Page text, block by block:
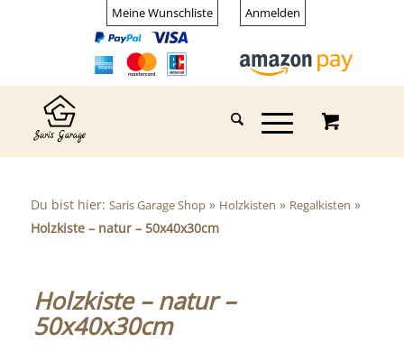
Meine Wunschliste Anmelden
Du bist hier: Saris Garage Shop» Holzkisten » Regalkisten »
Holzkiste – natur – 50x40x30cm
Holzkiste – natur –
50x40x30cm